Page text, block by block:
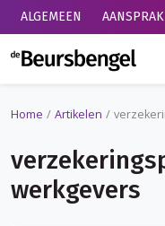
ALGEMEEN
de
Home Artikelen
werkgevers